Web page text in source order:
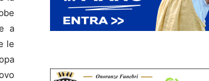
a
le